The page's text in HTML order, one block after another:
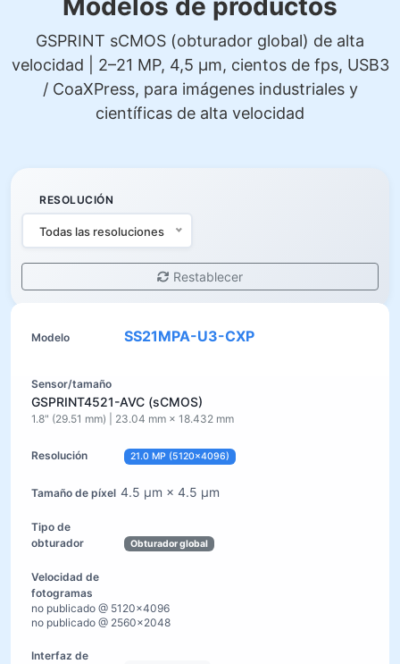
Modelos de productos
GSPRINT sCMOS (obturador global) de alta
velocidad | 2–21 MP, 4,5 µm, cientos de fps, USB3
/ CoaXPress, para imágenes industriales y
científicas de alta velocidad
RESOLUCIÓN
Todas las resoluciones
Restablecer
SS21MPA-U3-CXP
GSPRINT4521-AVC (sCMOS)
1.8" (29.51 mm) | 23.04 mm × 18.432 mm
21.0 MP (5120×4096)
4.5 µm × 4.5 µm
Obturador global
no publicado @ 5120×4096
no publicado @ 2560×2048